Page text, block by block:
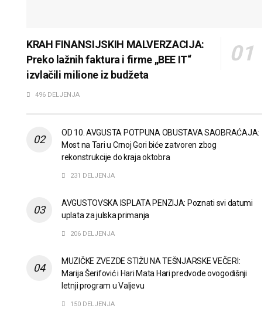
KRAH FINANSIJSKIH MALVERZACIJA:
Preko lažnih faktura i firme „BEE IT“
izvlačili milione iz budžeta
496 DELJENJA
OD 10. AVGUSTA POTPUNA OBUSTAVA SAOBRAĆAJA:
Most na Tari u Crnoj Gori biće zatvoren zbog
rekonstrukcije do kraja oktobra
231 DELJENJA
AVGUSTOVSKA ISPLATA PENZIJA: Poznati svi datumi
uplata za julska primanja
206 DELJENJA
MUZIČKE ZVEZDE STIŽU NA TEŠNJARSKE VEČERI:
Marija Šerifović i Hari Mata Hari predvode ovogodišnji
letnji program u Valjevu
150 DELJENJA